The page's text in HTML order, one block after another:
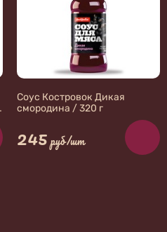
Соус Костровок Дикая
смородина / 320 г
245 руб/шт